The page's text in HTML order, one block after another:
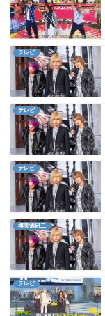
テレビ
テレビ
テレビ
樽美酒研二
テレビ